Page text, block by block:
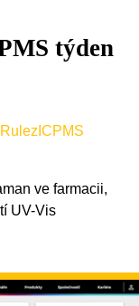
týden
ve farmacii,
UV-Vis